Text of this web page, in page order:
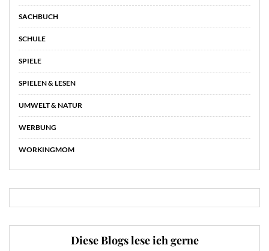
SACHBUCH
SCHULE
SPIELE
SPIELEN & LESEN
UMWELT & NATUR
WERBUNG
WORKINGMOM
Diese Blogs lese ich gerne